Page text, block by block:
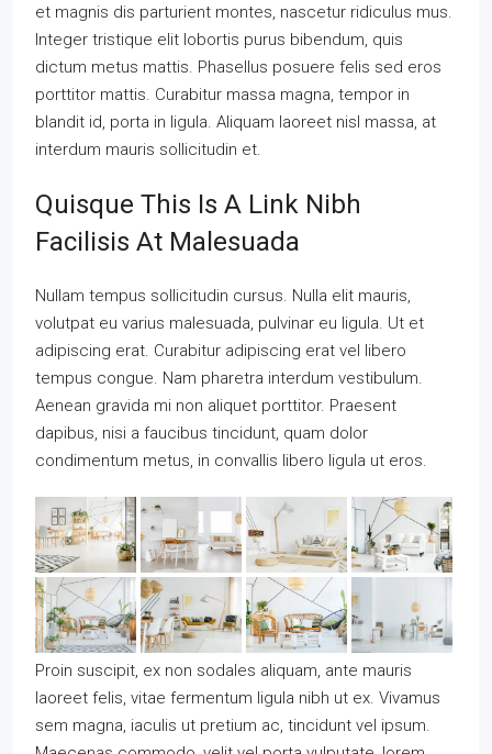
et magnis dis parturient montes, nascetur ridiculus mus.
Integer tristique elit lobortis purus bibendum, quis
dictum metus mattis. Phasellus posuere felis sed eros
porttitor mattis. Curabitur massa magna, tempor in
blandit id, porta in ligula. Aliquam laoreet nisl massa, at
interdum mauris sollicitudin et.
Quisque This Is A Link Nibh
Facilisis At Malesuada
Nullam tempus sollicitudin cursus. Nulla elit mauris,
volutpat eu varius malesuada, pulvinar eu ligula. Ut et
adipiscing erat. Curabitur adipiscing erat vel libero
tempus congue. Nam pharetra interdum vestibulum.
Aenean gravida mi non aliquet porttitor. Praesent
dapibus, nisi a faucibus tincidunt, quam dolor
condimentum metus, in convallis libero ligula ut eros.
Proin suscipit, ex non sodales aliquam, ante mauris
laoreet felis, vitae fermentum ligula nibh ut ex. Vivamus
sem magna, iaculis ut pretium ac, tincidunt vel ipsum.